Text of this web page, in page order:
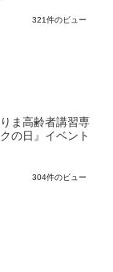
321件のビュー
ま高齢者講習専
の日』イベント
304件のビュー